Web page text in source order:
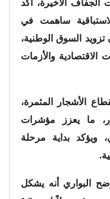
الجفاف الأخيرة، أكد
ساهمت في
تزويد السوق الوطنية،
والأزمات
الأشجار المثمرة،
ما يعزز مؤشرات
ويؤكد بداية مرحلة
البواري أنه يشكل